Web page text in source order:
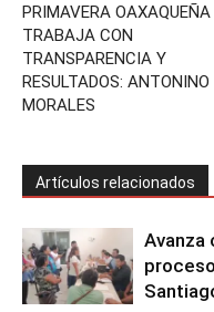
PRIMAVERA OAXAQUEÑA
TRABAJA CON
TRANSPARENCIA Y
RESULTADOS: ANTONINO
MORALES
Artículos relacionados
Avanza